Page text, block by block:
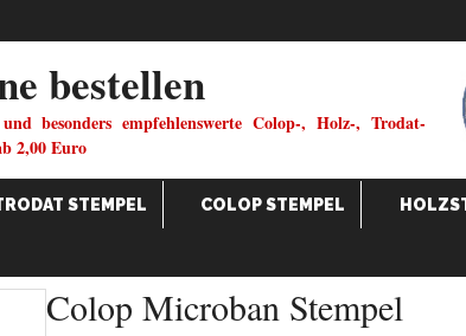
bestellen
besonders empfehlenswerte Colop-, Holz-, Trodat-
2,00 Euro
STEMPEL COLOP STEMPEL
Colop Microban Stempel